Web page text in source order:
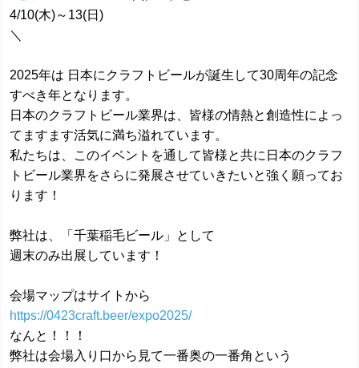
4/10(木)～13(日)
＼
2025年は 日本にクラフトビールが誕生して30周年の記念
すべき年となります。
日本のクラフトビール業界は、皆様の情熱と創造性によっ
てますます活気に満ち溢れています。
私たちは、このイベントを通して皆様と共に日本のクラフ
トビール業界をさらに発展させていきたいと強く願ってお
ります！
弊社は、「千葉稲毛ビール」として
週末のみ出展しています！
会場マップはサイトから
https://0423craft.beer/expo2025/
なんと！！！
弊社は会場入り口から見て一番奥の一番角という